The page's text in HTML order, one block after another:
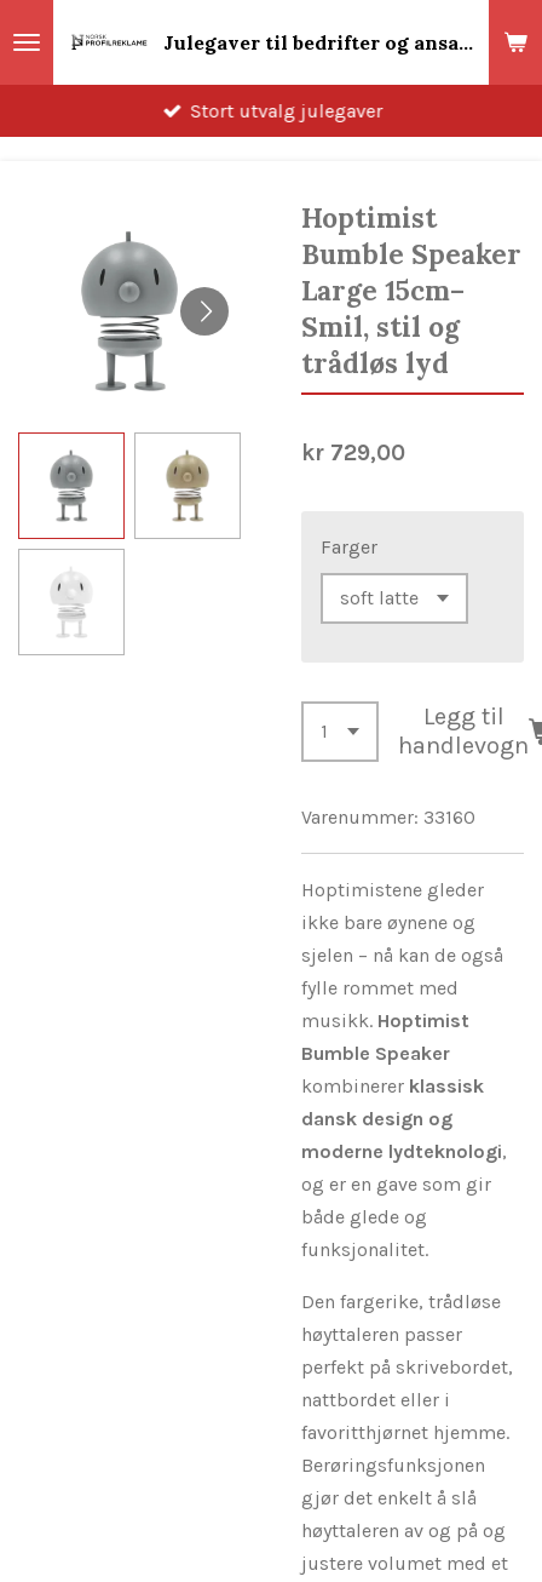
Julegaver til bedrifter og ansatte 2026! Norsk Profilreklame
Stort utvalg julegaver
Hoptimist
Bumble Speaker
Large 15cm–
Smil, stil og
trådløs lyd
kr 729,00
Farger
Legg til
handlevogn
Varenummer: 33160
Hoptimistene gleder
ikke bare øynene og
sjelen – nå kan de også
fylle rommet med
musikk. Hoptimist
Bumble Speaker
kombinerer klassisk
dansk design og
moderne lydteknologi,
og er en gave som gir
både glede og
funksjonalitet.
Den fargerike, trådløse
høyttaleren passer
perfekt på skrivebordet,
nattbordet eller i
favoritthjørnet hjemme.
Berøringsfunksjonen
gjør det enkelt å slå
høyttaleren av og på og
justere volumet med et